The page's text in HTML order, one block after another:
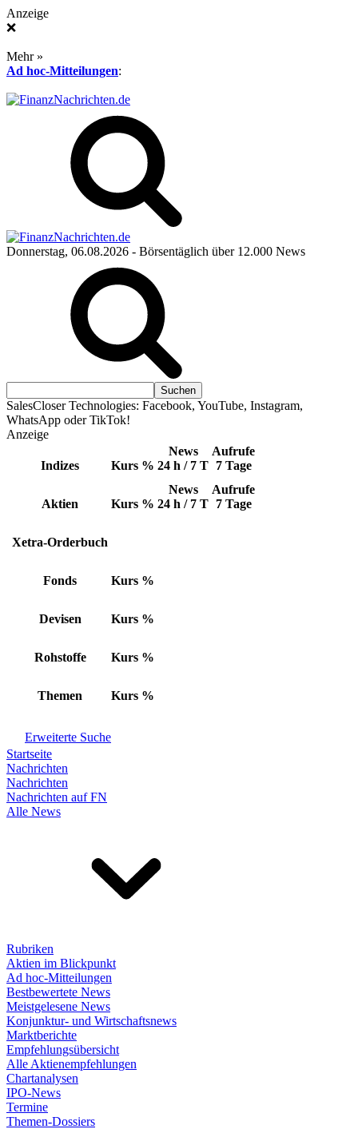
Anzeige
❌
Mehr »
Ad hoc-Mitteilungen:
Donnerstag, 06.08.2026 - Börsentäglich über 12.000 News
SalesCloser Technologies: Facebook, YouTube, Instagram,
WhatsApp oder TikTok!
Anzeige
Indizes Kurs %
News
24 h / 7 T
Aufrufe
7 Tage
Aktien Kurs %
News
24 h / 7 T
Aufrufe
7 Tage
Xetra-Orderbuch
Fonds Kurs %
Devisen Kurs %
Rohstoffe Kurs %
Themen Kurs %
Erweiterte Suche
Startseite
Nachrichten
Nachrichten
Nachrichten auf FN
Alle News
Rubriken
Aktien im Blickpunkt
Ad hoc-Mitteilungen
Bestbewertete News
Meistgelesene News
Konjunktur- und Wirtschaftsnews
Marktberichte
Empfehlungsübersicht
Alle Aktienempfehlungen
Chartanalysen
IPO-News
Termine
Themen-Dossiers